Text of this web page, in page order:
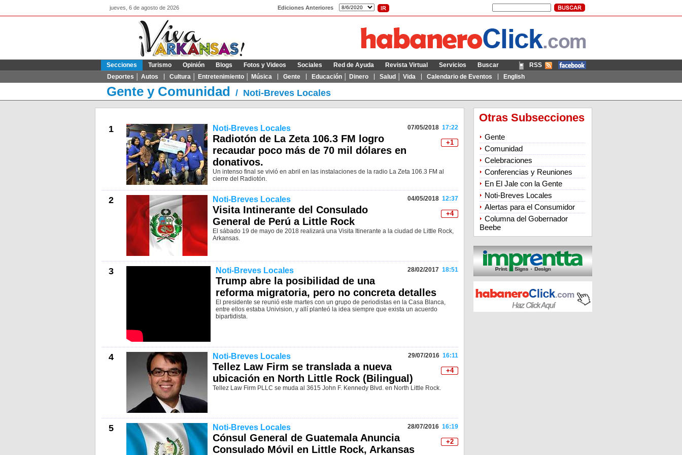
jueves, 6 de agosto de 2026 Ediciones Anteriores
Secciones
Deportes │ Autos
Cultura │ Entretenimiento │ Música Gente Educación │ Dinero Salud │ Vida Calendario de Eventos English
Turismo Opinión Blogs Fotos y Videos Sociales Red de Ayuda Revista Virtual Servicios Buscar
RSS
Móvil
Gente y Comunidad / Noti-Breves Locales
1 Noti-Breves Locales 07/05/2018 17:22
+1
Radiotón de La Zeta 106.3 FM logro
recaudar poco más de 70 mil dólares en
donativos.
Un intenso final se vivió en abril en las instalaciones de la radio La Zeta 106.3 FM al
cierre del Radiotón.
2 Noti-Breves Locales 04/05/2018 12:37
+4
Visita Intinerante del Consulado
General de Perú a Little Rock
El sábado 19 de mayo de 2018 realizará una Visita Itinerante a la ciudad de Little Rock,
Arkansas.
3 Noti-Breves Locales 28/02/2017 18:51
Trump abre la posibilidad de una
reforma migratoria, pero no concreta detalles
El presidente se reunió este martes con un grupo de periodistas en la Casa Blanca,
entre ellos estaba Univision, y allí planteó la idea siempre que exista un acuerdo
bipartidista.
4 Noti-Breves Locales 29/07/2016 16:11
+4
Tellez Law Firm se translada a nueva
ubicación en North Little Rock (Bilingual)
Tellez Law Firm PLLC se muda al 3615 John F. Kennedy Blvd. en North Little Rock.
5 Noti-Breves Locales 28/07/2016 16:19
+2
Cónsul General de Guatemala Anuncia
Consulado Móvil en Little Rock, Arkansas
Otras Subsecciones
Gente
Comunidad
Celebraciones
Conferencias y Reuniones
En El Jale con la Gente
Noti-Breves Locales
Alertas para el Consumidor
Columna del Gobernador
Beebe